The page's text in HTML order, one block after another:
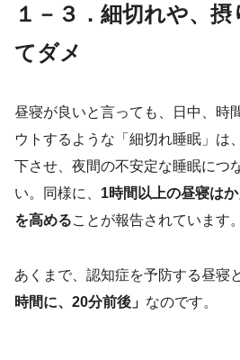
１－３．細切れや、
てダメ
昼寝が良いと言っても、日中、時
ウトするような「細切れ睡眠」は
下させ、夜間の不安定な睡眠につ
い。同様に、 1時間以上の昼寝は
を高めることが報告されています。
あくまで、認知症を予防する昼寝
時間に、20分前後」 なのです。